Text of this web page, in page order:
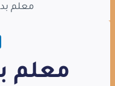
معلم
معلم